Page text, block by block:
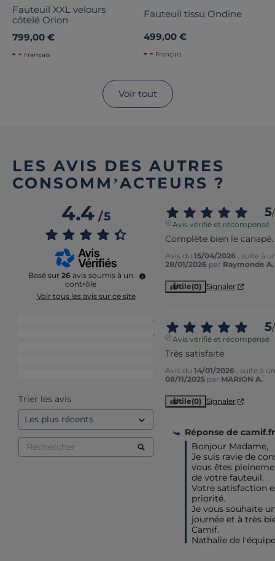
Fauteuil XXL velours
côtelé Orion
799,00 €
Français
Fauteuil tissu Ondine
499,00 €
Français
Voir tout
LES AVIS DES AUTRES
CONSOMM’ACTEURS ?
4.4/5
Basé sur 26 avis soumis à un
contrôle
Voir tous les avis sur ce site
16
6
0
Trier les avis
5/
Avis vérifié et récompensé
Complète bien le canapé.
Avis du 15/04/2026 , suite à
28/01/2026 par Raymonde A.
Utile(0) Signaler
5/
Avis vérifié et récompensé
Très satisfaite
Avis du 14/01/2026 , suite à
08/11/2025 par MARION A.
Utile(0) Signaler
Réponse de camif.fr
Bonjour Madame,
Je suis ravie de
vous êtes
de votre fauteuil.
Votre satisfaction
priorité.
Je vous souhaite
journée et à très
Camif.
Nathalie de